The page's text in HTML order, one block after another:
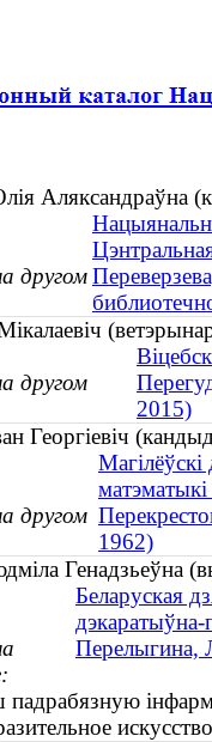
Аляксандраўна
другом
другом
2015)
Георгіевіч
другом
1962)
Генадзьеўна
Беларуская
дэкаратыўна-
Перелыгина,